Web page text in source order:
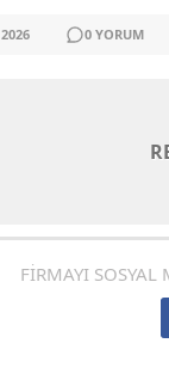
2026 0 YORUM
FİRMAYI SOSYAL